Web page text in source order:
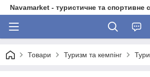
Navamarket - туристичне та спортивне
Товари Туризм та кемпінг